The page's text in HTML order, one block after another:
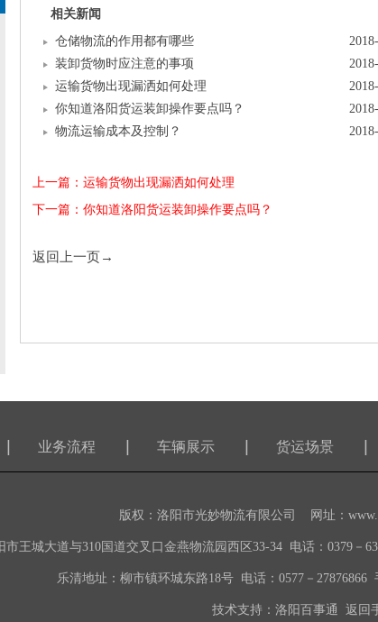
相关新闻
仓储物流的作用都有哪些
装卸货物时应注意的事项
运输货物出现漏洒如何处理
你知道洛阳货运装卸操作要点吗？
物流运输成本及控制？
上一篇：运输货物出现漏洒如何处理
下一篇：你知道洛阳货运装卸操作要点吗？
返回上一页→
业务流程 车辆展示 货运场景
版权： 洛阳市光妙物流有限公司 网址：
市王城大道与310国道交叉口金燕物流园西区33-34 电话：0379－
乐清地址：柳市镇环城东路18号 电话：0577－27876866
技术支持： 洛阳百事通 返回